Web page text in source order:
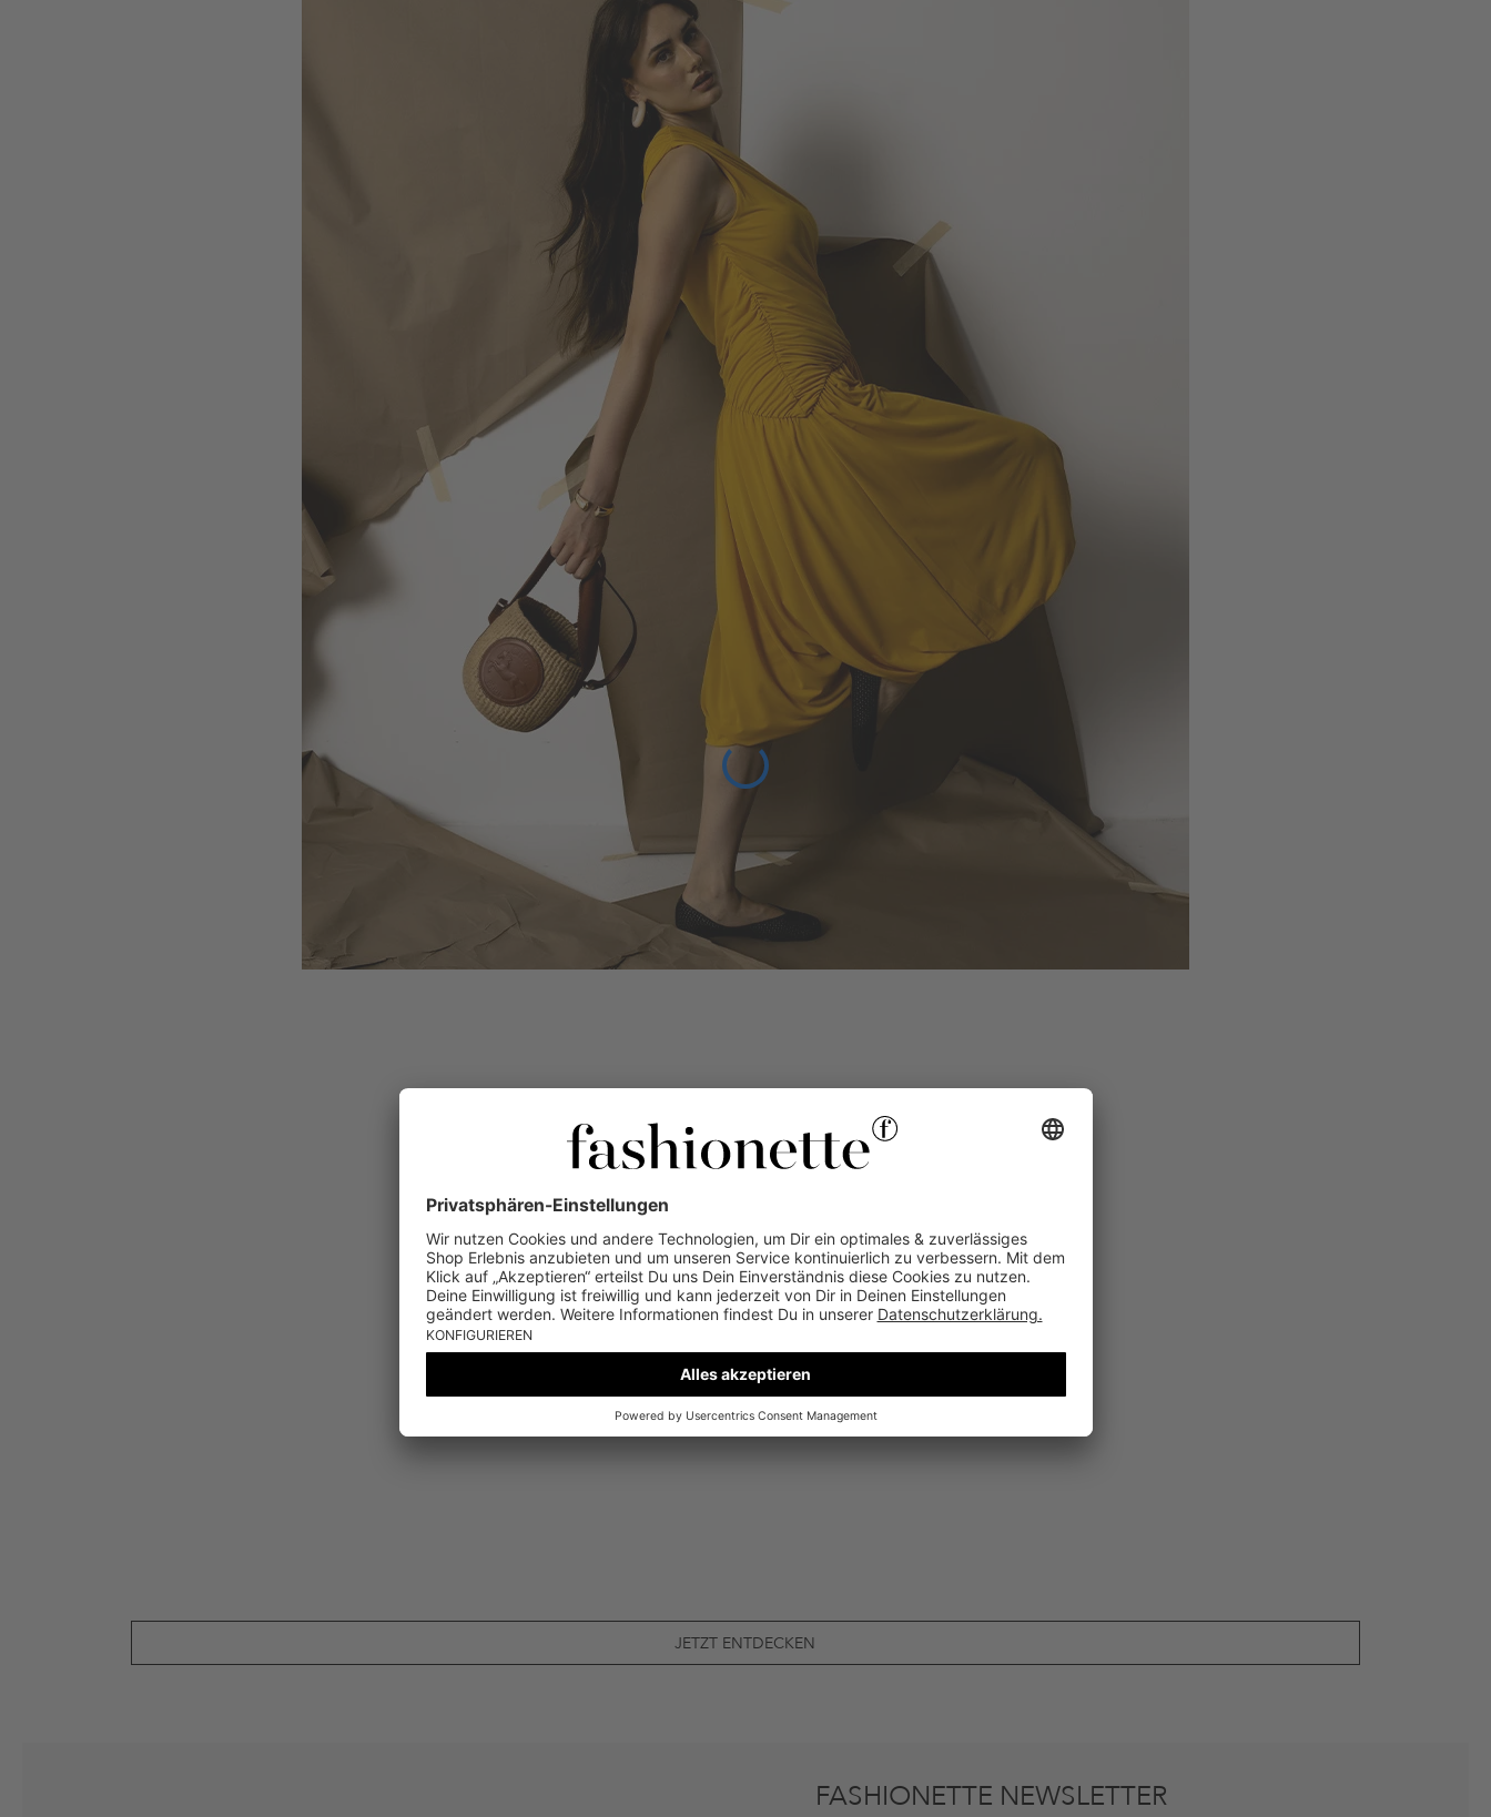
JETZT ENTDECKEN
FASHIONETTE NEWSLETTER